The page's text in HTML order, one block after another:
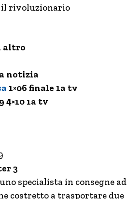
il rivoluzionario
altro
notizia
1×06 finale 1a tv
4×10 1a tv
3
specialista in consegne ad
costretto a trasportare due